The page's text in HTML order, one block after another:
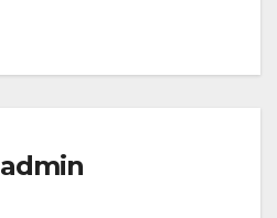
admin